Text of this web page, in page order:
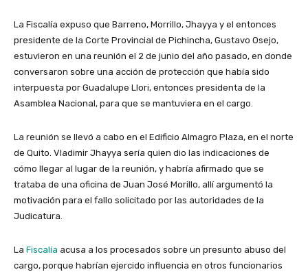
La Fiscalía expuso que Barreno, Morrillo, Jhayya y el entonces
presidente de la Corte Provincial de Pichincha, Gustavo Osejo,
estuvieron en una reunión el 2 de junio del año pasado, en donde
conversaron sobre una acción de protección que había sido
interpuesta por Guadalupe Llori, entonces presidenta de la
Asamblea Nacional, para que se mantuviera en el cargo.
La reunión se llevó a cabo en el Edificio Almagro Plaza, en el norte
de Quito. Vladimir Jhayya sería quien dio las indicaciones de
cómo llegar al lugar de la reunión, y habría afirmado que se
trataba de una oficina de Juan José Morillo, allí argumentó la
motivación para el fallo solicitado por las autoridades de la
Judicatura.
La Fiscalía acusa a los procesados sobre un presunto abuso del
cargo, porque habrían ejercido influencia en otros funcionarios